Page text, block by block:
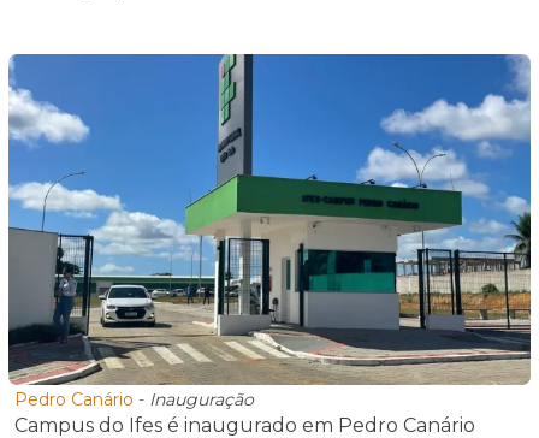
Pedro Canário - Inauguração
Campus do Ifes é inaugurado em Pedro Canário